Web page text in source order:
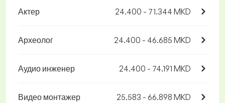
Актер 24.400 - 71.344 MKD
Археолог 24.400 - 46.685 MKD
Аудио инженер 24.400 - 74.191 MKD
Видео монтажер 25.583 - 66.898 MKD